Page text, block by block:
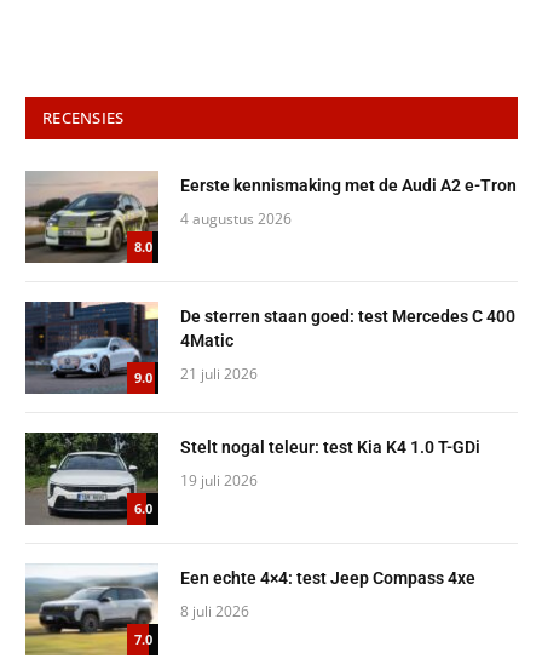
RECENSIES
8.0
Eerste kennismaking met de Audi A2 e-Tron
4 augustus 2026
9.0
De sterren staan goed: test Mercedes C 400
4Matic
21 juli 2026
6.0
Stelt nogal teleur: test Kia K4 1.0 T-GDi
19 juli 2026
7.0
Een echte 4×4: test Jeep Compass 4xe
8 juli 2026